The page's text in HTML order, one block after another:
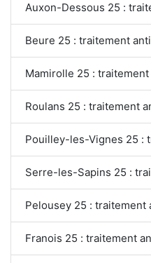
Auxon-Dessous 25 :
Beure 25 : traitement
Mamirolle 25 :
Roulans 25 : traitement
Pouilley-les-Vignes 25 :
Serre-les-Sapins 25 :
Pelousey 25 : traitement
Franois 25 : traitement